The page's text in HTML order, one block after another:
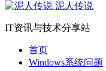
泥人传说
IT资讯与技术分享站
首页
Windows系统问题